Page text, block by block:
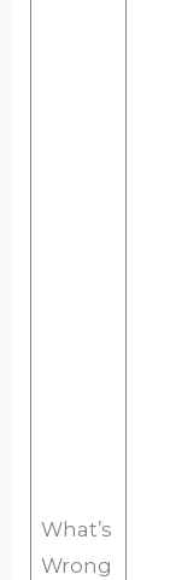
What’s
Wrong